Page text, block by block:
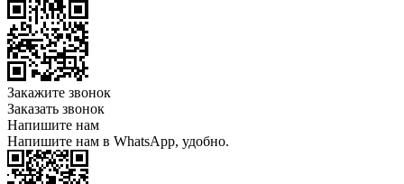
Закажите звонок
Заказать звонок
Напишите нам
Напишите нам в WhatsApp, удобно.